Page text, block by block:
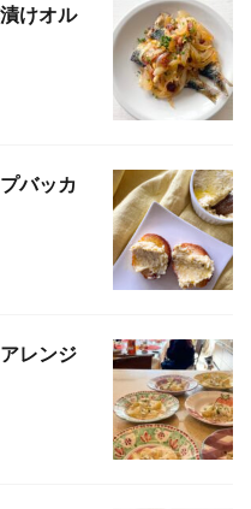
けオル
バッカ
レンジ